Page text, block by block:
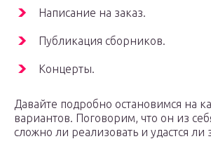
Написание на заказ.
Публикация сборников.
Концерты.
Давайте подробно остановимся на
вариантов. Поговорим, что он из
сложно ли реализовать и удастся ли